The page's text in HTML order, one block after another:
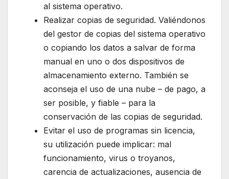
al sistema operativo.
Realizar copias de seguridad. Valiéndonos
del gestor de copias del sistema operativo
o copiando los datos a salvar de forma
manual en uno o dos dispositivos de
almacenamiento externo. También se
aconseja el uso de una nube – de pago, a
ser posible, y fiable – para la
conservación de las copias de seguridad.
Evitar el uso de programas sin licencia,
su utilización puede implicar: mal
funcionamiento, virus o troyanos,
carencia de actualizaciones, ausencia de